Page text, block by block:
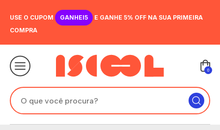
USE O CUPOM GANHEI5
E GANHE 5% OFF NA SUA PRIMEIRA
COMPRA
0